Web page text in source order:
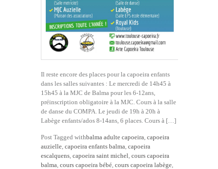
Il reste encore des places pour la capoeira enfants
dans les salles suivantes : Le mercredi de 14h45 à
15h45 à la MJC de Balma pour les 6-12ans,
préinscription obligatoire à la MJC. Cours à la salle
de danse du COMPA. Le jeudi de 19h à 20h à
Labège enfants/ados 8-14ans, 6 places. Cours à […]
Post Tagged withbalma adulte capoeira capoeira
auzielle capoeira enfants balma capoeira
escalquens capoeira saint michel cours capoeira
balma cours capoeira bébé cours capoeira labège